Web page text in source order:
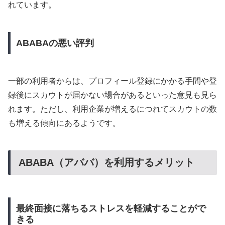
れています。
ABABAの悪い評判
一部の利用者からは、プロフィール登録にかかる手間や登
録後にスカウトが届かない場合があるといった意見も見ら
れます。ただし、利用企業が増えるにつれてスカウトの数
も増える傾向にあるようです。
ABABA（アババ）を利用するメリット
最終面接に落ちるストレスを軽減することがで
きる